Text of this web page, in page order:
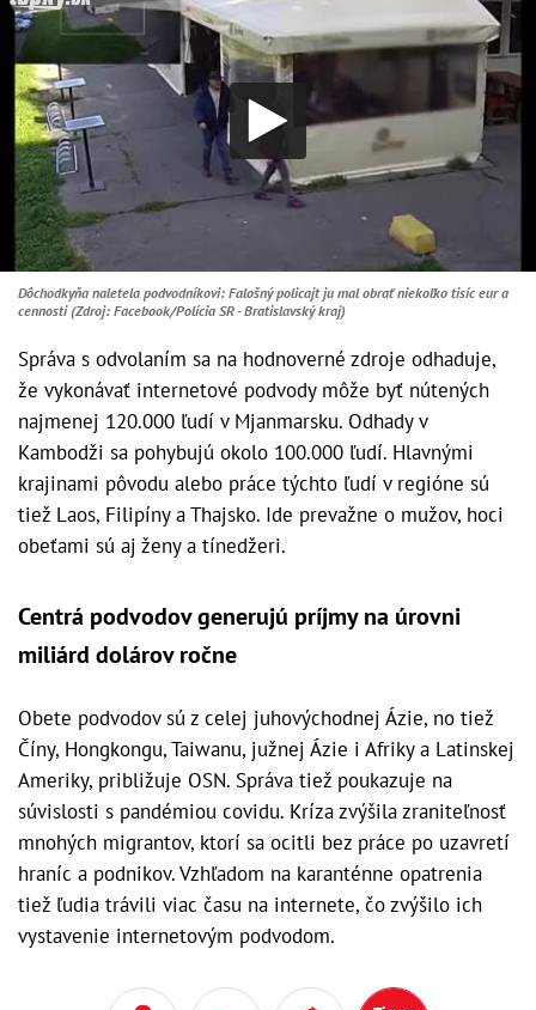
Dôchodkyňa naletela podvodníkovi: Falošný policajt ju mal obrať niekoľko tisíc eur a
cennosti (Zdroj: Facebook/Polícia SR - Bratislavský kraj)
Správa s odvolaním sa na hodnoverné zdroje odhaduje,
že vykonávať internetové podvody môže byť nútených
najmenej 120.000 ľudí v Mjanmarsku. Odhady v
Kambodži sa pohybujú okolo 100.000 ľudí. Hlavnými
krajinami pôvodu alebo práce týchto ľudí v regióne sú
tiež Laos, Filipíny a Thajsko. Ide prevažne o mužov, hoci
obeťami sú aj ženy a tínedžeri.
Centrá podvodov generujú príjmy na úrovni
miliárd dolárov ročne
Obete podvodov sú z celej juhovýchodnej Ázie, no tiež
Číny, Hongkongu, Taiwanu, južnej Ázie i Afriky a Latinskej
Ameriky, približuje OSN. Správa tiež poukazuje na
súvislosti s pandémiou covidu. Kríza zvýšila zraniteľnosť
mnohých migrantov, ktorí sa ocitli bez práce po uzavretí
hraníc a podnikov. Vzhľadom na karanténne opatrenia
tiež ľudia trávili viac času na internete, čo zvýšilo ich
vystavenie internetovým podvodom.